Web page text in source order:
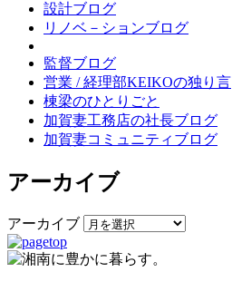
設計ブログ
リノベ－ションブログ
監督ブログ
営業 / 経理部KEIKOの独り言
棟梁のひとりごと
加賀妻工務店の社長ブログ
加賀妻コミュニティブログ
アーカイブ
アーカイブ